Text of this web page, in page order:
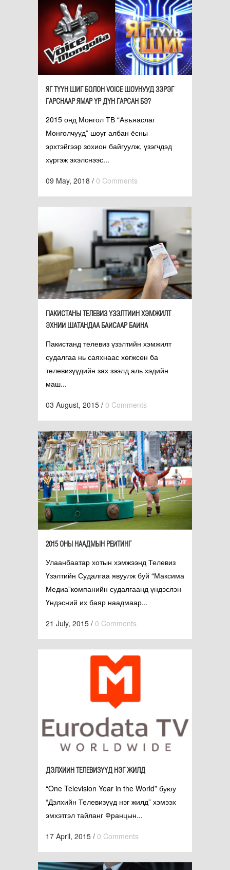
ЯГ ТҮҮН ШИГ БОЛОН VOICE ШОУНУУД ЗЭРЭГ
ГАРСНААР ЯМАР ҮР ДҮН ГАРСАН БЭ?
2015 онд Монгол ТВ “Авъяаслаг
Монголчууд” шоуг албан ёсны
эрхтэйгээр зохион байгуулж, үзэгчдэд
хүргэж эхэлснээс...
09 May, 2018 / 0 Comments
ПАКИСТАНЫ ТЕЛЕВИЗ ҮЗЭЛТИЙН ХЭМЖИЛТ
ЭХНИЙ ШАТАНДАА БАЙСААР БАЙНА
Пакистанд телевиз үзэлтийн хэмжилт
судалгаа нь саяхнаас хөгжсөн ба
телевизүүдийн зах зээлд аль хэдийн
маш...
03 August, 2015 / 0 Comments
2015 ОНЫ НААДМЫН РЕЙТИНГ
Улаанбаатар хотын хэмжээнд Телевиз
Үзэлтийн Судалгаа явуулж буй “Максима
Медиа”компанийн судалгаанд үндэслэн
Үндэсний их баяр наадмаар...
21 July, 2015 / 0 Comments
ДЭЛХИЙН ТЕЛЕВИЗҮҮД НЭГ ЖИЛД
“One Television Year in the World” буюу
“Дэлхийн Телевизүүд нэг жилд” хэмээх
эмхэтгэл тайланг Францын...
17 April, 2015 / 0 Comments